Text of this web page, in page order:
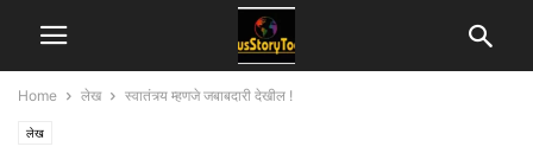
Home लेख स्वातंत्र्य म्हणजे जबाबदारी देखील !
लेख